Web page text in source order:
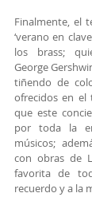
Finalmente, el
‘verano en
los brass;
George
tiñendo de
ofrecidos en el
que este
por toda la
músicos;
con obras de
favorita de
recuerdo y a la